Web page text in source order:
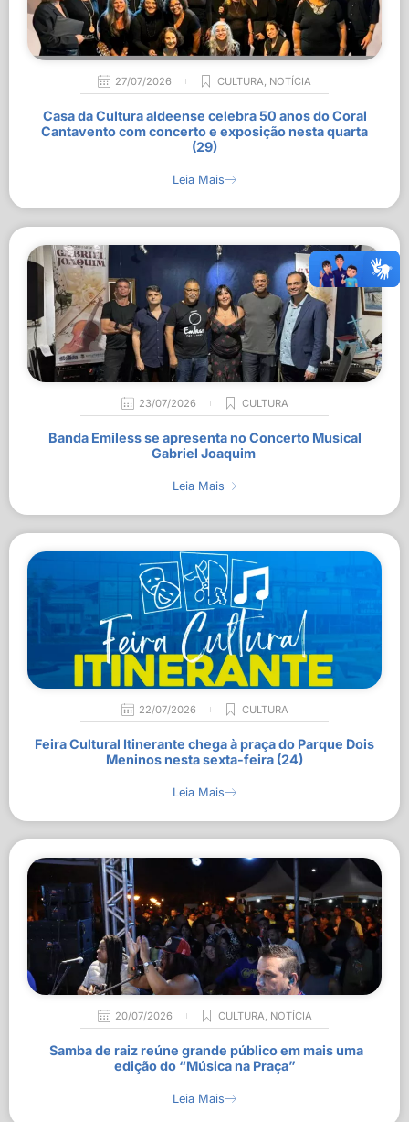
27/07/2026 CULTURA, NOTÍCIA
Casa da Cultura aldeense celebra 50 anos do Coral
Cantavento com concerto e exposição nesta quarta
(29)
Leia Mais
23/07/2026 CULTURA
Banda Emiless se apresenta no Concerto Musical
Gabriel Joaquim
Leia Mais
22/07/2026 CULTURA
Feira Cultural Itinerante chega à praça do Parque Dois
Meninos nesta sexta-feira (24)
Leia Mais
20/07/2026 CULTURA, NOTÍCIA
Samba de raiz reúne grande público em mais uma
edição do “Música na Praça”
Leia Mais